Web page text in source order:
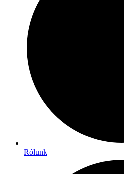
Rólunk